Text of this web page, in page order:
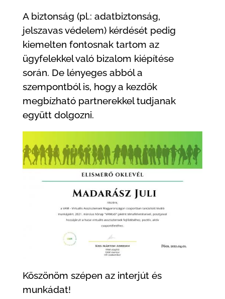
A biztonság (pl.: adatbiztonság,
jelszavas védelem) kérdését pedig
kiemelten fontosnak tartom az
ügyfelekkel való bizalom kiépítése
során. De lényeges abból a
szempontból is, hogy a kezdők
megbízható partnerekkel tudjanak
együtt dolgozni.
Köszönöm szépen az interjút és
munkádat!